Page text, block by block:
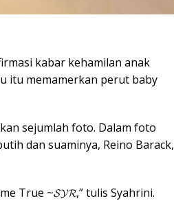
kabar kehamilan anak
itu memamerkan perut baby
sejumlah foto. Dalam foto
dan suaminya, Reino Barack,
True ~𝓢𝓨𝓡,” tulis Syahrini.